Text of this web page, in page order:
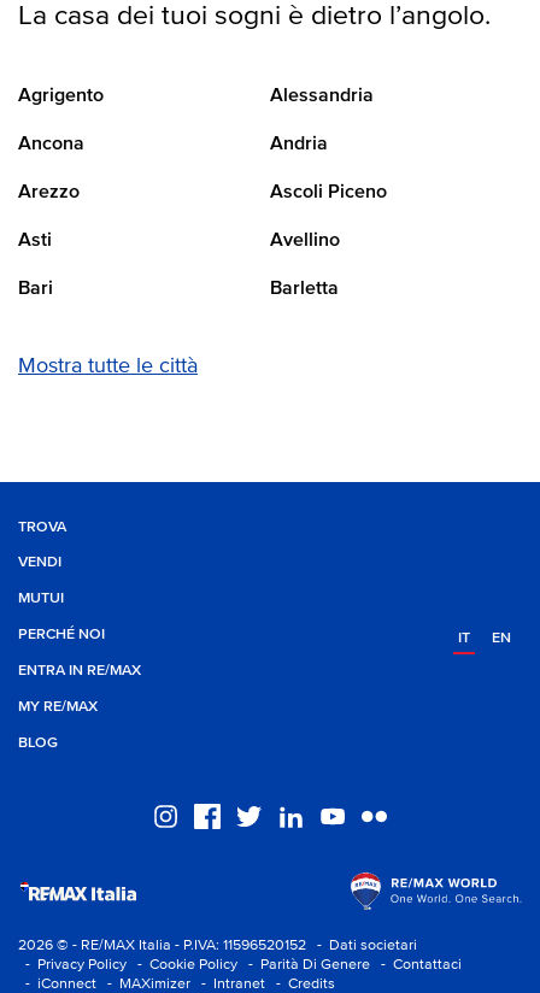
La casa dei tuoi sogni è dietro l’angolo.
Agrigento Alessandria
Ancona Andria
Arezzo Ascoli Piceno
Asti Avellino
Bari Barletta
Mostra tutte le città
TROVA
VENDI
MUTUI
PERCHÉ NOI
ENTRA IN RE/MAX
MY RE/MAX
BLOG
IT EN
2026 © - RE/MAX Italia - P.IVA: 11596520152
- Dati societari
- Privacy Policy
- Cookie Policy - Parità Di Genere
- Contattaci
- iConnect
- MAXimizer - Intranet - Credits